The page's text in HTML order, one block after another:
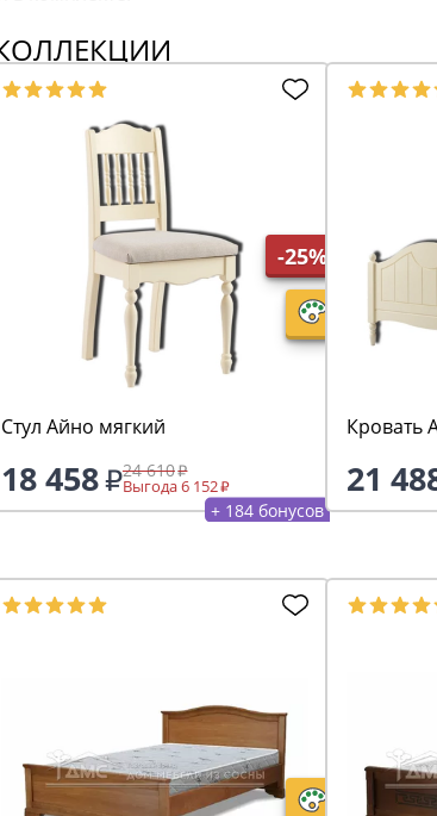
-25%
Стул Айно мягкий
18 458 24 610
Выгода 6 152
+ 184 бонусов
Кровать
21